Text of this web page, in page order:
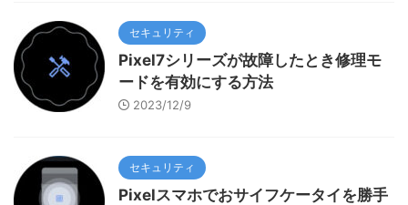
セキュリティ
Pixel7シリーズが故障したとき修理モ
ードを有効にする方法
2023/12/9
セキュリティ
Pixelスマホでおサイフケータイを勝手